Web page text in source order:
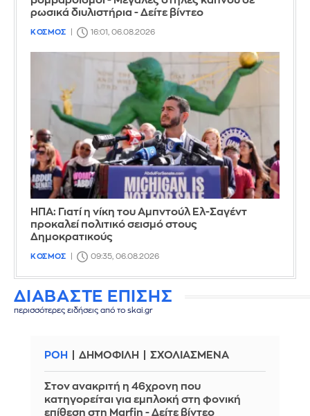
ρωσικά διυλιστήρια - Δείτε βίντεο
ΚΟΣΜΟΣ 16:01, 06.08.2026
ΗΠΑ: Γιατί η νίκη του Αμπντούλ Ελ-Σαγέντ
προκαλεί πολιτικό σεισμό στους
Δημοκρατικούς
ΚΟΣΜΟΣ 09:35, 06.08.2026
ΔΙΑΒΑΣΤΕ ΕΠΙΣΗΣ
περισσότερες ειδήσεις από το skai.gr
ΡΟΗ ΔΗΜΟΦΙΛΗ ΣΧΟΛΙΑΣΜΕΝΑ
Στον ανακριτή η 46χρονη που
κατηγορείται για εμπλοκή στη φονική
επίθεση στη Marfin - Δείτε βίντεο